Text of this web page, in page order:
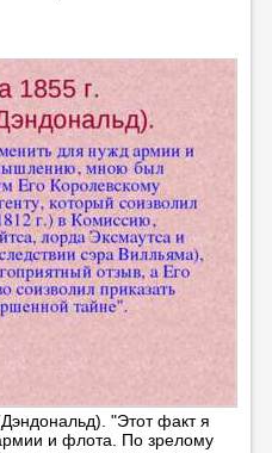
"Этот факт я
и флота. По зрелому